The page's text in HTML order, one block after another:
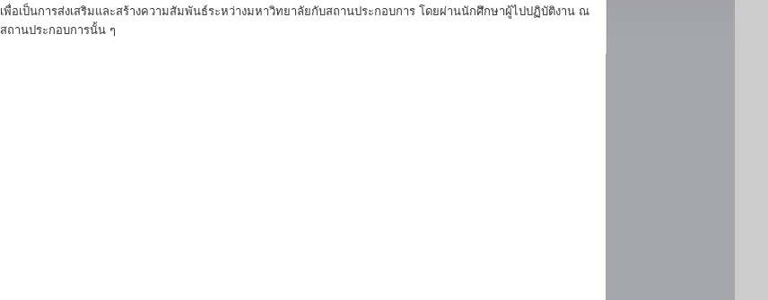
เพื่อเป็นการส่งเสริมและสร้างความสัมพันธ์ระหว่างมหาวิทยาลัยกับสถานประกอบการ โดยผ่านนักศึกษาผู้ไปปฏิบัติงาน ณ
สถานประกอบการนั้น ๆ